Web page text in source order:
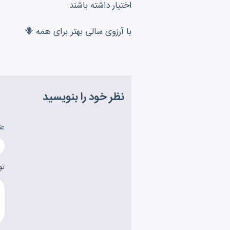
اختیار داشته باشند.
با آرزوی سالی بهتر برای همه 🪻
نظر خود را بنویسید